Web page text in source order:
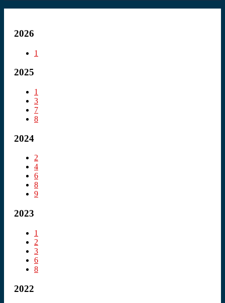
2026
1
2025
1
3
7
8
2024
2
4
6
8
9
2023
1
2
3
6
8
2022